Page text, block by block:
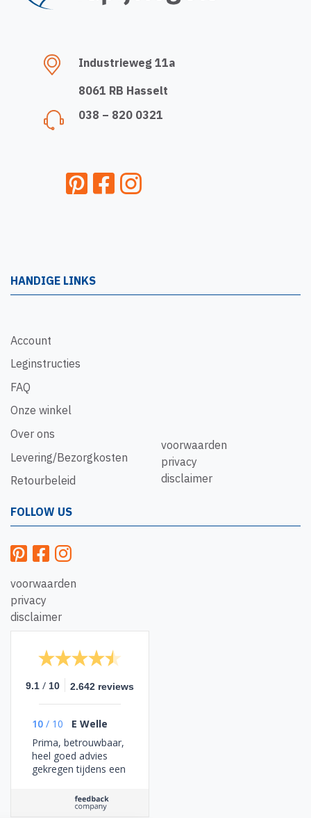
Industrieweg 11a
8061 RB Hasselt
038 – 820 0321
HANDIGE LINKS
Account
Leginstructies
FAQ
Onze winkel
Over ons
Levering/Bezorgkosten
Retourbeleid
voorwaarden
privacy
disclaimer
FOLLOW US
voorwaarden
privacy
disclaimer
9.1 / 10 2.642 reviews
10 / 10
E Welle
Prima, betrouwbaar,
heel goed advies
gekregen tijdens een
behulpzaam
telefoongesprek.